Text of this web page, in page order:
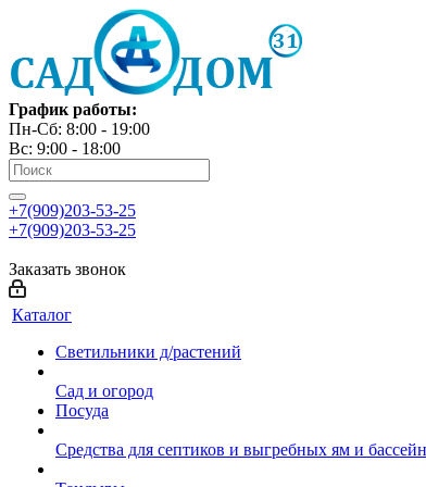
График работы:
Пн-Сб: 8:00 - 19:00
Вс: 9:00 - 18:00
+7(909)203-53-25
+7(909)203-53-25
Заказать звонок
Каталог
Светильники д/растений
Сад и огород
Посуда
Средства для септиков и выгребных ям и